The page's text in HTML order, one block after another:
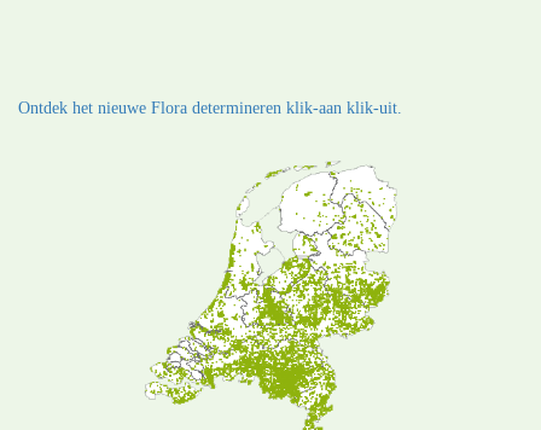
Ontdek het nieuwe Flora determineren klik-aan klik-uit.